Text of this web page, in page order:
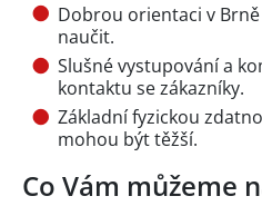
Dobrou orientaci v
naučit.
Slušné vystupování a
kontaktu se zákazníky.
Základní fyzickou
mohou být těžší.
Co Vám můžeme